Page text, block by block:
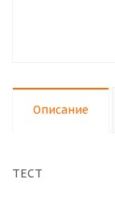
Описание
ТЕСТ